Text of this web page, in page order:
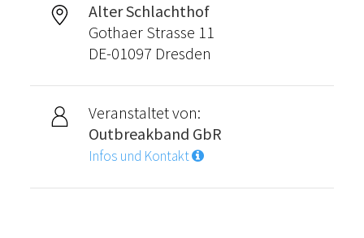
Alter Schlachthof
Gothaer Strasse 11
DE-01097 Dresden
Veranstaltet von:
Outbreakband GbR
Infos und Kontakt